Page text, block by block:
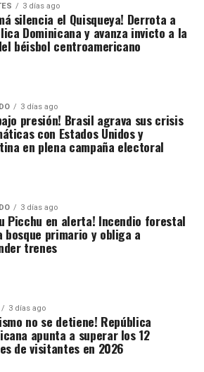
3 días ago
silencia el Quisqueya! Derrota a
Dominicana y avanza invicto a la
béisbol centroamericano
3 días ago
presión! Brasil agrava sus crisis
con Estados Unidos y
en plena campaña electoral
3 días ago
Picchu en alerta! Incendio forestal
bosque primario y obliga a
trenes
3 días ago
no se detiene! República
apunta a superar los 12
de visitantes en 2026